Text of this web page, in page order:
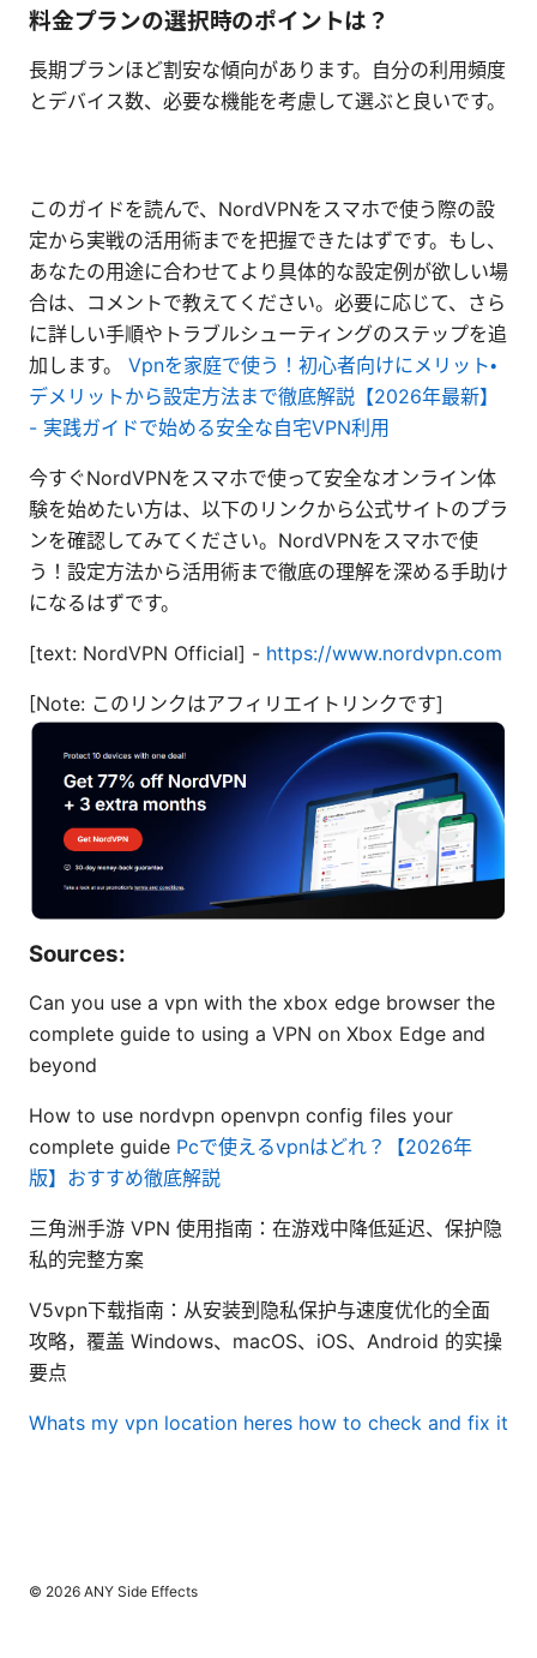
料金プランの選択時のポイントは？
長期プランほど割安な傾向があります。自分の利用頻度
とデバイス数、必要な機能を考慮して選ぶと良いです。
このガイドを読んで、NordVPNをスマホで使う際の設
定から実戦の活用術までを把握できたはずです。もし、
あなたの用途に合わせてより具体的な設定例が欲しい場
合は、コメントで教えてください。必要に応じて、さら
に詳しい手順やトラブルシューティングのステップを追
加します。 Vpnを家庭で使う！初心者向けにメリット・
デメリットから設定方法まで徹底解説【2026年最新】
- 実践ガイドで始める安全な自宅VPN利用
今すぐNordVPNをスマホで使って安全なオンライン体
験を始めたい方は、以下のリンクから公式サイトのプラ
ンを確認してみてください。NordVPNをスマホで使
う！設定方法から活用術まで徹底の理解を深める手助け
になるはずです。
[text: NordVPN Official] - https://www.nordvpn.com
[Note: このリンクはアフィリエイトリンクです]
Sources:
Can you use a vpn with the xbox edge browser the
complete guide to using a VPN on Xbox Edge and
beyond
How to use nordvpn openvpn config files your
complete guide Pcで使えるvpnはどれ？【2026年
版】おすすめ徹底解説
三角洲手游 VPN 使用指南：在游戏中降低延迟、保护隐
私的完整方案
V5vpn下载指南：从安装到隐私保护与速度优化的全面
攻略，覆盖 Windows、macOS、iOS、Android 的实操
要点
Whats my vpn location heres how to check and fix it
© 2026 ANY Side Effects